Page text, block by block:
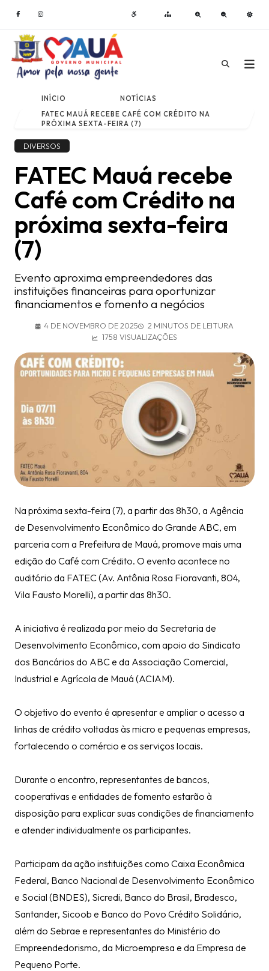
INÍCIO
NOTÍCIAS
FATEC MAUÁ RECEBE CAFÉ COM CRÉDITO NA
PRÓXIMA SEXTA-FEIRA (7)
DIVERSOS
FATEC Mauá recebe
Café com Crédito na
próxima sexta-feira
(7)
Evento aproxima empreendedores das
instituições financeiras para oportunizar
financiamentos e fomento a negócios
4 DE NOVEMBRO DE 2025
2 MINUTOS DE LEITURA
1758 VISUALIZAÇÕES
Na próxima sexta-feira (7), a partir das 8h30, a Agência
de Desenvolvimento Econômico do Grande ABC, em
parceria com a Prefeitura de Mauá, promove mais uma
edição do Café com Crédito. O evento acontece no
auditório da FATEC (Av. Antônia Rosa Fioravanti, 804,
Vila Fausto Morelli), a partir das 8h30.
A iniciativa é realizada por meio da Secretaria de
Desenvolvimento Econômico, com apoio do Sindicato
dos Bancários do ABC e da Associação Comercial,
Industrial e Agrícola de Mauá (ACIAM).
O objetivo do evento é apresentar e ampliar o acesso a
linhas de crédito voltadas às micro e pequenas empresas,
fortalecendo o comércio e os serviços locais.
Durante o encontro, representantes de bancos,
cooperativas e entidades de fomento estarão à
disposição para explicar suas condições de financiamento
e atender individualmente os participantes.
Participam da ação instituições como Caixa Econômica
Federal, Banco Nacional de Desenvolvimento Econômico
e Social (BNDES), Sicredi, Banco do Brasil, Bradesco,
Santander, Sicoob e Banco do Povo Crédito Solidário,
além do Sebrae e representantes do Ministério do
Empreendedorismo, da Microempresa e da Empresa de
Pequeno Porte.